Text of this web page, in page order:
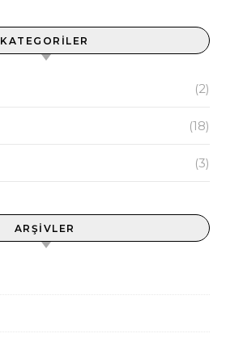
KATEGORILER
(2)
(18)
(3)
ARŞIVLER